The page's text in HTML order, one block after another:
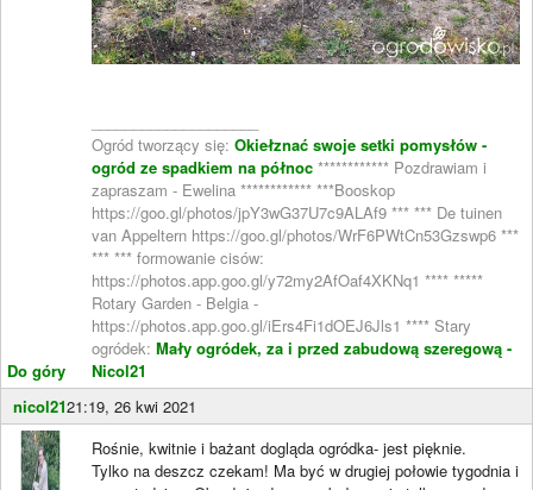
Do góry
Ogród tworzący się: Okiełznać swoje setki pomysłów -
ogród ze spadkiem na północ ************ Pozdrawiam i
zapraszam - Ewelina ************ ***Booskop
https://goo.gl/photos/jpY3wG37U7c9ALAf9 *** *** De tuinen
van Appeltern https://goo.gl/photos/WrF6PWtCn53Gzswp6 ***
*** *** formowanie cisów:
https://photos.app.goo.gl/y72my2AfOaf4XKNq1 **** *****
Rotary Garden - Belgia -
https://photos.app.goo.gl/iErs4Fi1dOEJ6Jls1 **** Stary
ogródek: Mały ogródek, za i przed zabudową szeregową -
Nicol21
nicol2121:19, 26 kwi 2021
Rośnie, kwitnie i bażant dogląda ogródka- jest pięknie.
Tylko na deszcz czekam! Ma być w drugiej połowie tygodnia i